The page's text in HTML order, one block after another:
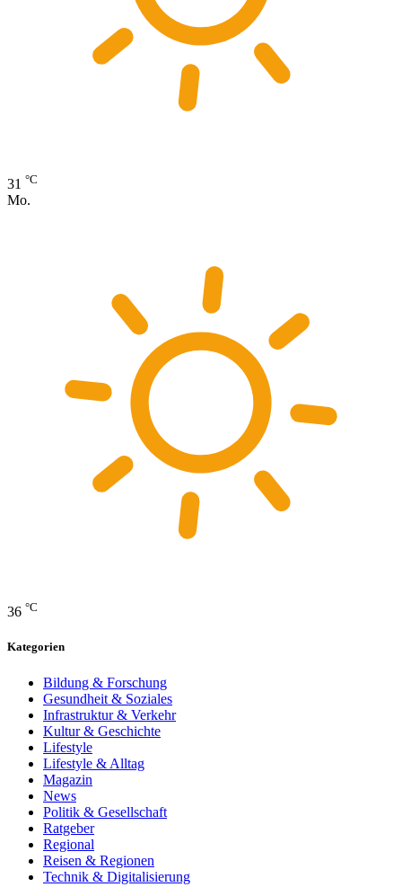
31 °C
Mo.
36 °C
Kategorien
Bildung & Forschung
Gesundheit & Soziales
Infrastruktur & Verkehr
Kultur & Geschichte
Lifestyle
Lifestyle & Alltag
Magazin
News
Politik & Gesellschaft
Ratgeber
Regional
Reisen & Regionen
Technik & Digitalisierung